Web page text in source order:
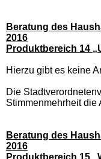
Beratung des
2016
Produktbereich 14
Hierzu gibt es keine
Die
Stimmenmehrheit die
Beratung des
2016
Produktbereich 15